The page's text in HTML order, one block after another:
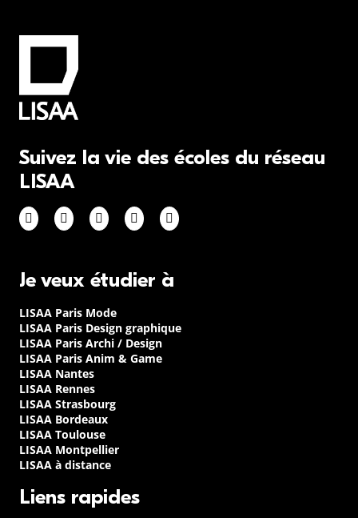
Suivez la vie des écoles du réseau
LISAA
Je veux étudier à
LISAA Paris Mode
LISAA Paris Design graphique
LISAA Paris Archi / Design
LISAA Paris Anim & Game
LISAA Nantes
LISAA Rennes
LISAA Strasbourg
LISAA Bordeaux
LISAA Toulouse
LISAA Montpellier
LISAA à distance
Liens rapides